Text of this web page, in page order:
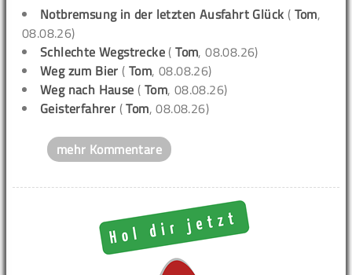
Notbremsung in der letzten Ausfahrt Glück ( Tom,
08.08.26)
Schlechte Wegstrecke (Tom, 08.08.26)
Weg zum Bier (Tom, 08.08.26)
Weg nach Hause ( Tom, 08.08.26)
Geisterfahrer (Tom, 08.08.26)
mehr Kommentare